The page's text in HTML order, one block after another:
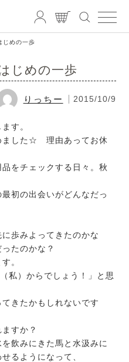
めの一歩
じめの一歩
りっちー 2015/10/9
す。
ました☆ 理由あってお休
をチェックする日々。秋
初の出会いがどんなだっ
歩みよってきたのかな
たのかな？
。
私）からでしょう！」と思
きたかもしれないです
すか？
飲みにきた馬と水汲みに
るようになって、